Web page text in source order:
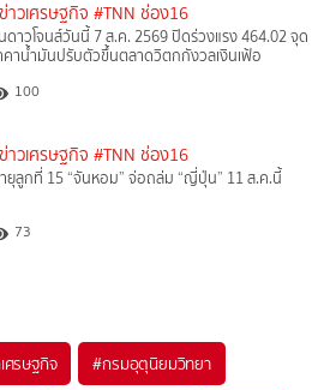
าวเศรษฐกิจ #TNN ช่อง16
ดาวโจนส์วันนี้ 7 ส.ค. 2569 ปิดร่วงแรง 464.02 จุด
คาน้ำมันปรับตัวขึ้นตลาดวิตกกังวลเงินเฟ้อ
100
าวเศรษฐกิจ #TNN ช่อง16
ยุลูกที่ 15 “จันหอม” จ่อถล่ม “ญี่ปุ่น” 11 ส.ค.นี้
73
ศรษฐกิจ #กรมอุตุนิยมวิทยา